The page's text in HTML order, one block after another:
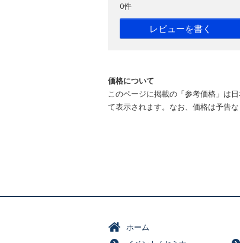
0件
レビューを書く
価格について
このページに掲載の「参考価格」は
て表示されます。なお、価格は予告
ホーム